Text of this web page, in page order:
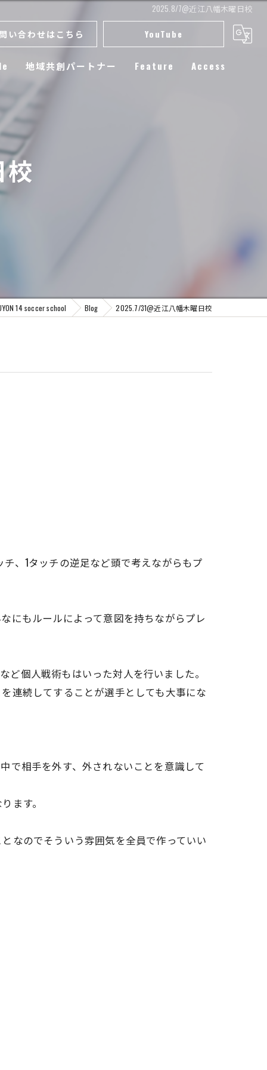
2025.8/7@近江八幡木曜日校
い合わせはこちら YouTube
地域共創パートナー Feature Access
14 soccer school Blog 2025.7/31@近江八幡木曜日校
、1タッチの逆足など頭で考えながらもプ
にもルールによって意図を持ちながらプレ
ど個人戦術もはいった対人を行いました。
連続してすることが選手としても大事にな
で相手を外す、外されないことを意識して
ます。
なのでそういう雰囲気を全員で作っていい